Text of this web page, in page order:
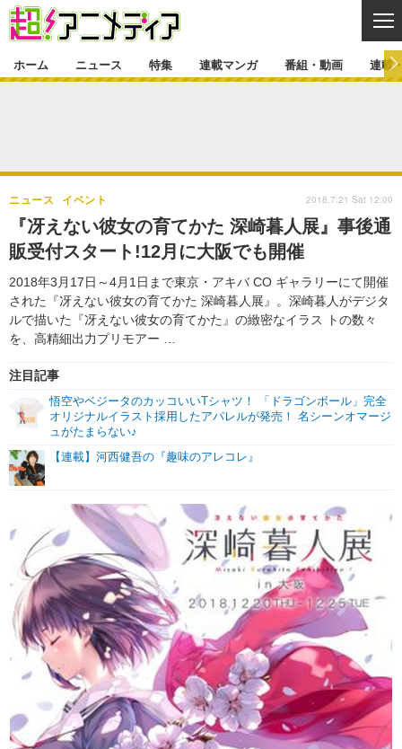
ゲーム・アプリ マンガ
グッズ イベント
声優 コスプレ
舞台 新帝スタ
特集一覧 カバー
ラキりす
連載マンガ
連載マンガ一覧 連載一覧
番組・動画
番組・動画一覧 ラジオ
動画
連載・ブログ
連載・ブログ一覧 コラム
編集部ブログ・お知らせ
ホーム ニュース 特集 連載マンガ 番組・動画 連載
『冴えない彼女の育てかた 深崎暮人展』事後通
販受付スタート!12月に大阪でも開催
2018年3月17日～4月1日まで東京・アキバ CO ギャラリーにて開催
された『冴えない彼女の育てかた 深崎暮人展』。深崎暮人がデジタ
ルで描いた『冴えない彼女の育てかた』の緻密なイラス トの数々
を、高精細出力プリモアー …
ニュース イベント
注目記事
悟空やベジータのカッコいいTシャツ！ 「ドラゴンボール」完全
オリジナルイラスト採用したアパレルが発売！ 名シーンオマージ
ュがたまらない♪
【連載】河西健吾の『趣味のアレコレ』
2018.7.21 Sat 12:00